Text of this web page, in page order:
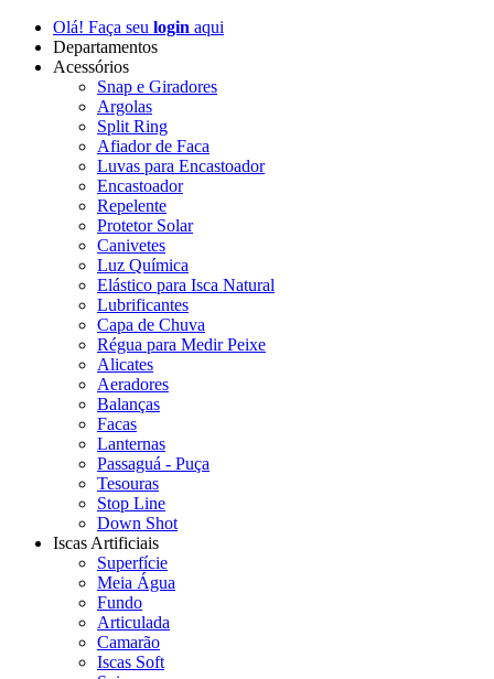
Olá! Faça seu login aqui
Departamentos
Acessórios
Snap e Giradores
Argolas
Split Ring
Afiador de Faca
Luvas para Encastoador
Encastoador
Repelente
Protetor Solar
Canivetes
Luz Química
Elástico para Isca Natural
Lubrificantes
Capa de Chuva
Régua para Medir Peixe
Alicates
Aeradores
Balanças
Facas
Lanternas
Passaguá - Puça
Tesouras
Stop Line
Down Shot
Iscas Artificiais
Superfície
Meia Água
Fundo
Articulada
Camarão
Iscas Soft